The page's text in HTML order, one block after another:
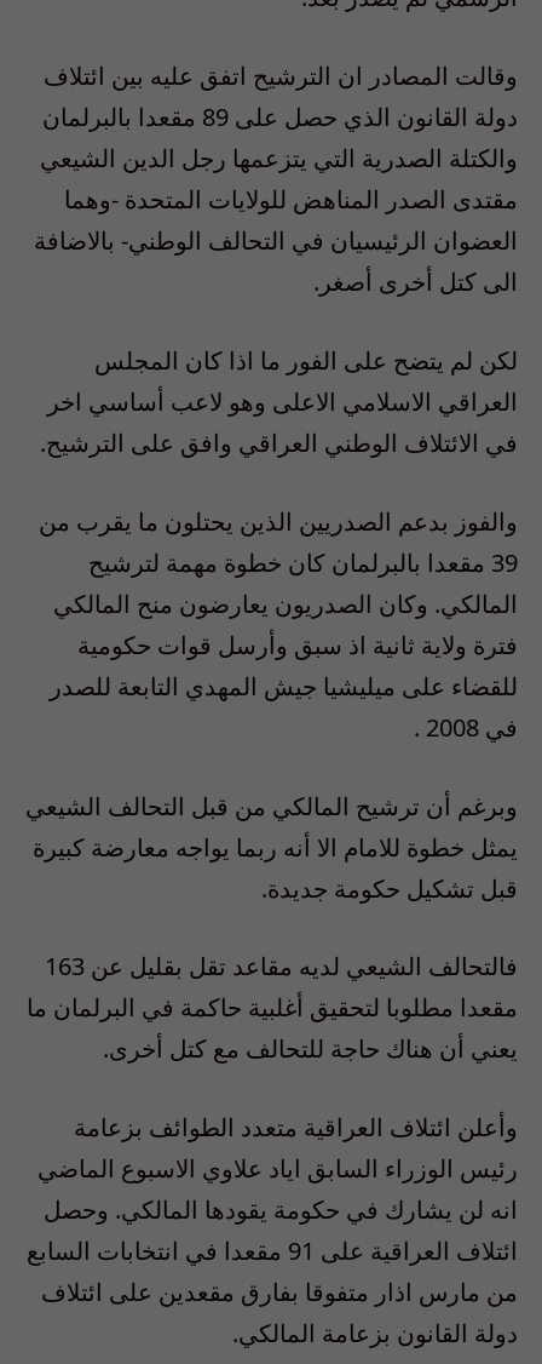
وقالت المصادر ان الترشيح اتفق عليه بين ائتلاف
دولة القانون الذي حصل على 89 مقعدا بالبرلمان
والكتلة الصدرية التي يتزعمها رجل الدين الشيعي
مقتدى الصدر المناهض للولايات المتحدة -وهما
العضوان الرئيسيان في التحالف الوطني- بالاضافة
الى كتل أخرى أصغر.
لكن لم يتضح على الفور ما اذا كان المجلس
العراقي الاسلامي الاعلى وهو لاعب أساسي اخر
في الائتلاف الوطني العراقي وافق على الترشيح.
والفوز بدعم الصدريين الذين يحتلون ما يقرب من
39 مقعدا بالبرلمان كان خطوة مهمة لترشيح
المالكي. وكان الصدريون يعارضون منح المالكي
فترة ولاية ثانية اذ سبق وأرسل قوات حكومية
للقضاء على ميليشيا جيش المهدي التابعة للصدر
في 2008 .
وبرغم أن ترشيح المالكي من قبل التحالف الشيعي
يمثل خطوة للامام الا أنه ربما يواجه معارضة كبيرة
قبل تشكيل حكومة جديدة.
فالتحالف الشيعي لديه مقاعد تقل بقليل عن 163
مقعدا مطلوبا لتحقيق أغلبية حاكمة في البرلمان ما
يعني أن هناك حاجة للتحالف مع كتل أخرى.
وأعلن ائتلاف العراقية متعدد الطوائف بزعامة
رئيس الوزراء السابق اياد علاوي الاسبوع الماضي
انه لن يشارك في حكومة يقودها المالكي. وحصل
ائتلاف العراقية على 91 مقعدا في انتخابات السابع
من مارس اذار متفوقا بفارق مقعدين على ائتلاف
دولة القانون بزعامة المالكي.